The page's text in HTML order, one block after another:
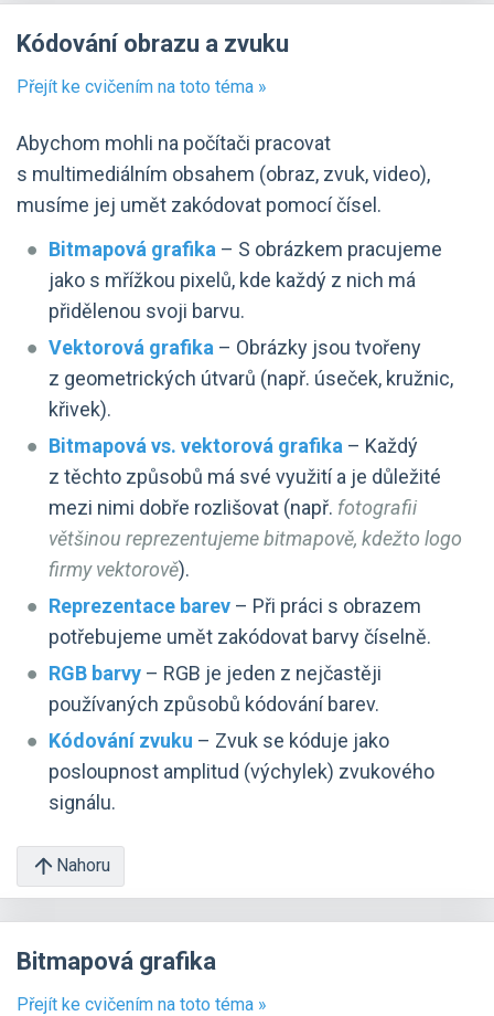
Kódování obrazu a zvuku
Přejít ke cvičením na toto téma »
Abychom mohli na počítači pracovat
s multimediálním obsahem (obraz, zvuk, video),
musíme jej umět zakódovat pomocí čísel.
Bitmapová grafika – S obrázkem pracujeme
jako s mřížkou pixelů, kde každý z nich má
přidělenou svoji barvu.
Vektorová grafika – Obrázky jsou tvořeny
z geometrických útvarů (např. úseček, kružnic,
křivek).
Bitmapová vs. vektorová grafika – Každý
z těchto způsobů má své využití a je důležité
mezi nimi dobře rozlišovat (např. fotografii
většinou reprezentujeme bitmapově, kdežto logo
firmy vektorově).
Reprezentace barev – Při práci s obrazem
potřebujeme umět zakódovat barvy číselně.
RGB barvy – RGB je jeden z nejčastěji
používaných způsobů kódování barev.
Kódování zvuku – Zvuk se kóduje jako
posloupnost amplitud (výchylek) zvukového
signálu.
Nahoru
Bitmapová grafika
Přejít ke cvičením na toto téma »